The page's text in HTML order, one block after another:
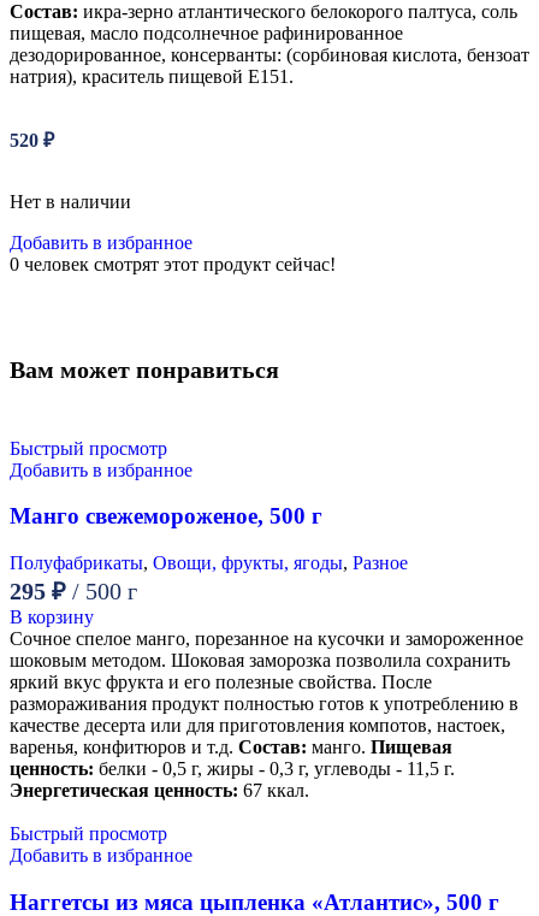
Состав: икра-зерно атлантического белокорого палтуса, соль
пищевая, масло подсолнечное рафинированное
дезодорированное, консерванты: (сорбиновая кислота, бензоат
натрия), краситель пищевой Е151.
520 ₽
Нет в наличии
Добавить в избранное
0 человек смотрят этот продукт сейчас!
Вам может понравиться
Быстрый просмотр
Добавить в избранное
Манго свежемороженое, 500 г
Полуфабрикаты, Овощи, фрукты, ягоды, Разное
295 ₽ / 500 г
В корзину
Сочное спелое манго, порезанное на кусочки и замороженное
шоковым методом. Шоковая заморозка позволила сохранить
яркий вкус фрукта и его полезные свойства. После
размораживания продукт полностью готов к употреблению в
качестве десерта или для приготовления компотов, настоек,
варенья, конфитюров и т.д. Состав: манго. Пищевая
ценность: белки - 0,5 г, жиры - 0,3 г, углеводы - 11,5 г.
Энергетическая ценность: 67 ккал.
Быстрый просмотр
Добавить в избранное
Наггетсы из мяса цыпленка «Атлантис», 500 г